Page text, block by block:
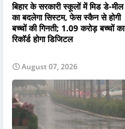
बिहार के सरकारी स्कूलों में मिड डे-मील
का बदलेगा सिस्टम, फेस स्कैन से होगी
बच्चों की गिनती; 1.09 करोड़ बच्चों का
रिकॉर्ड होगा डिजिटल
August 07, 2026